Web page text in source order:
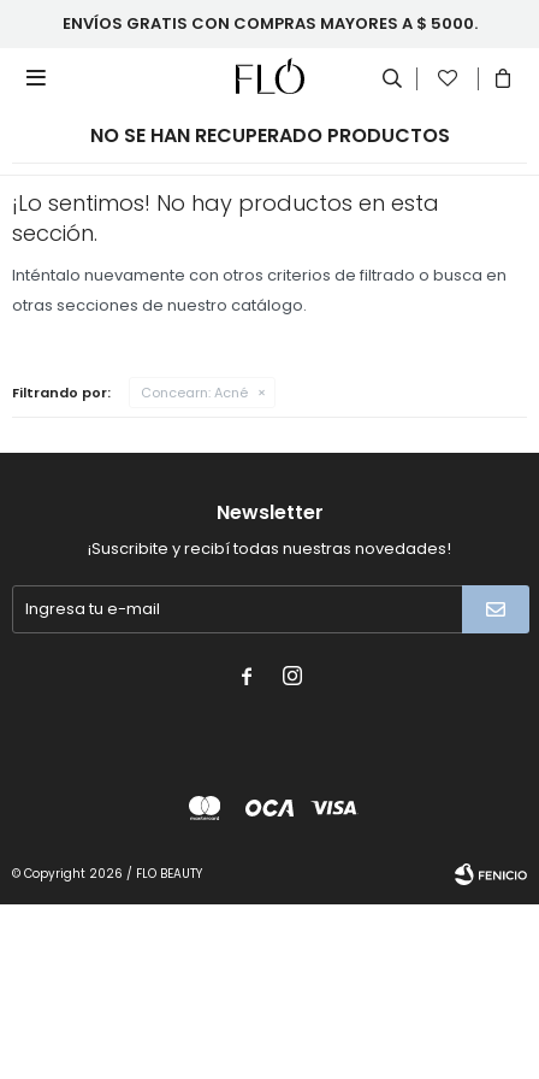
ENVÍOS GRATIS CON COMPRAS MAYORES A $ 5000.

NO SE HAN RECUPERADO PRODUCTOS
¡Lo sentimos! No hay productos en esta
sección.
Inténtalo nuevamente con otros criterios de filtrado o busca en
otras secciones de nuestro catálogo.
Filtrando por: Concearn:Acné
Newsletter
¡Suscribite y recibí todas nuestras novedades!
 
© Copyright 2026 / FLO BEAUTY